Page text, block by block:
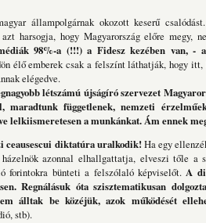
állampolgárnak okozott keserű
harsogja, hogy Magyarország előre
98%-a (!!!) a Fidesz kezében van, -
élő emberek csak a felszínt láthatják, hogy itt,
elégedve.
létszámú újságíró szervezet
maradtunk függetlenek, nemzeti
lelkiismeretesen a munkánkat. Ám ennek
ceausescui diktatúra uralkodik!Ha egy
azonnal elhallgattatja, elveszi tőle a
forintokra bünteti a felszólaló képviselőt.A
Regnálásuk óta szisztematikusan
álltak be közéjük, azok működését
stb).